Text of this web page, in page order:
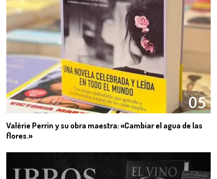
05
Valérie Perrin y su obra maestra: «Cambiar el agua de las
flores.»